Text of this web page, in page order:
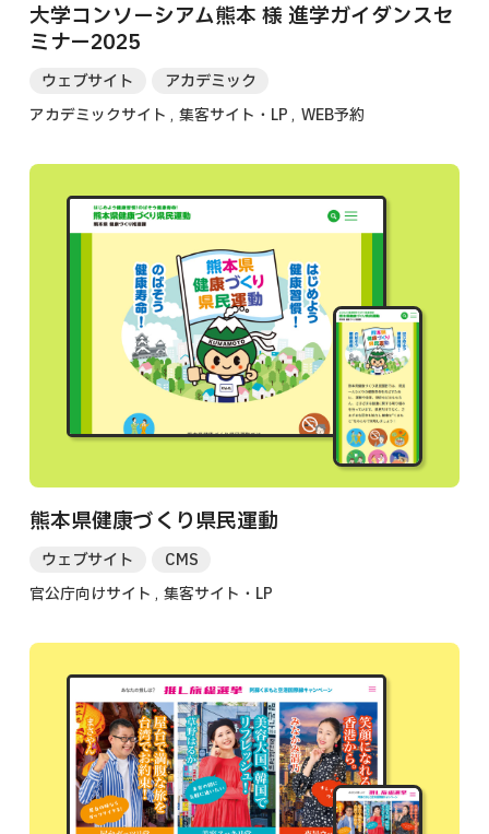
大学コンソーシアム熊本 様 進学ガイダンスセ
ミナー2025
ウェブサイト
アカデミック
アカデミックサイト
集客サイト・LP WEB予約
熊本県健康づくり県民運動
ウェブサイト
CMS
官公庁向けサイト
集客サイト・LP